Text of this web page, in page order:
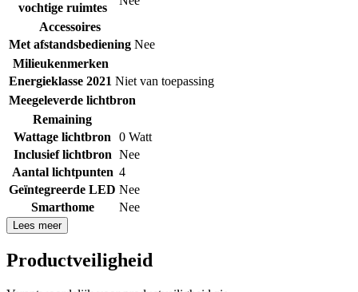
vochtige ruimtes
Accessoires
Met afstandsbediening Nee
Milieukenmerken
Energieklasse 2021 Niet van toepassing
Meegeleverde lichtbron
Remaining
Wattage lichtbron
0 Watt
Inclusief lichtbron Nee
Aantal lichtpunten 4
Geïntegreerde LED Nee
Smarthome
Nee
Lees meer
Productveiligheid